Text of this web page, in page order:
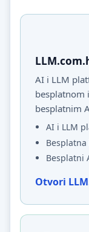
AI i LLM
besplatnom
besplatnim
AI i LLM
Besplatni
Otvori